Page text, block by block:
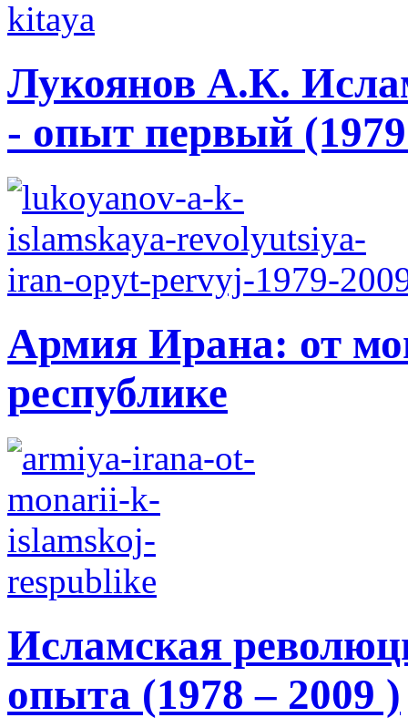
Лукоянов А.К.
- опыт первый
Армия Ирана: от
республике
Исламская
опыта (1978 – 2009 )